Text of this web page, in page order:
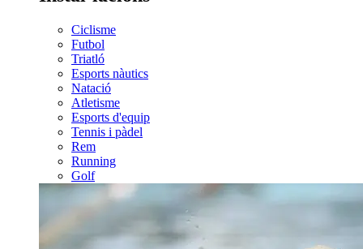
Ciclisme
Futbol
Triatló
Esports nàutics
Natació
Atletisme
Esports d'equip
Tennis i pàdel
Rem
Running
Golf